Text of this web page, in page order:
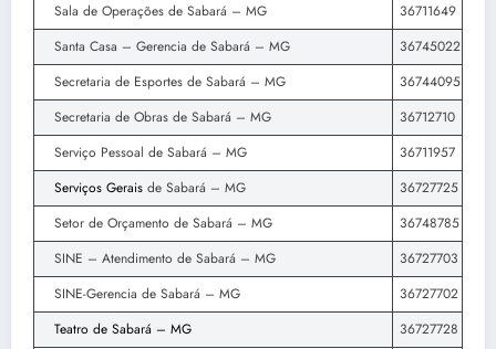
Sala de Operações de Sabará – MG
36711649
Santa Casa – Gerencia de Sabará – MG
36745022
Secretaria de Esportes de Sabará – MG
36744095
Secretaria de Obras de Sabará – MG
36712710
Serviço Pessoal de Sabará – MG
36711957
Serviços Gerais de Sabará – MG
36727725
Setor de Orçamento de Sabará – MG
36748785
SINE – Atendimento de Sabará – MG
36727703
SINE-Gerencia de Sabará – MG
36727702
Teatro de Sabará – MG
36727728